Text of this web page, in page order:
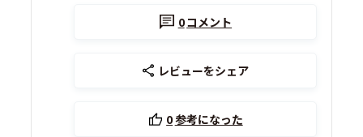
0コメント
レビューをシェア
0参考になった